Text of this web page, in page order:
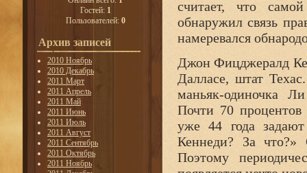
Гостей: 1
Пользователей: 0
Архив записей
2010 Ноябрь
2010 Декабрь
2011 Март
2011 Апрель
2011 Май
2011 Июнь
2011 Июль
2011 Август
2011 Сентябрь
2011 Октябрь
2011 Ноябрь
считает, что
обнаружил связь
намеревался
Джон Фицджералд
Далласе, штат
маньяк-одиночка
Почти 70 процентов
уже 44 года
Кеннеди? За что?»
Поэтому